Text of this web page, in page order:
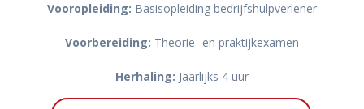
Vooropleiding: Basisopleiding bedrijfshulpverlener
Voorbereiding: Theorie- en praktijkexamen
Herhaling: Jaarlijks 4 uur